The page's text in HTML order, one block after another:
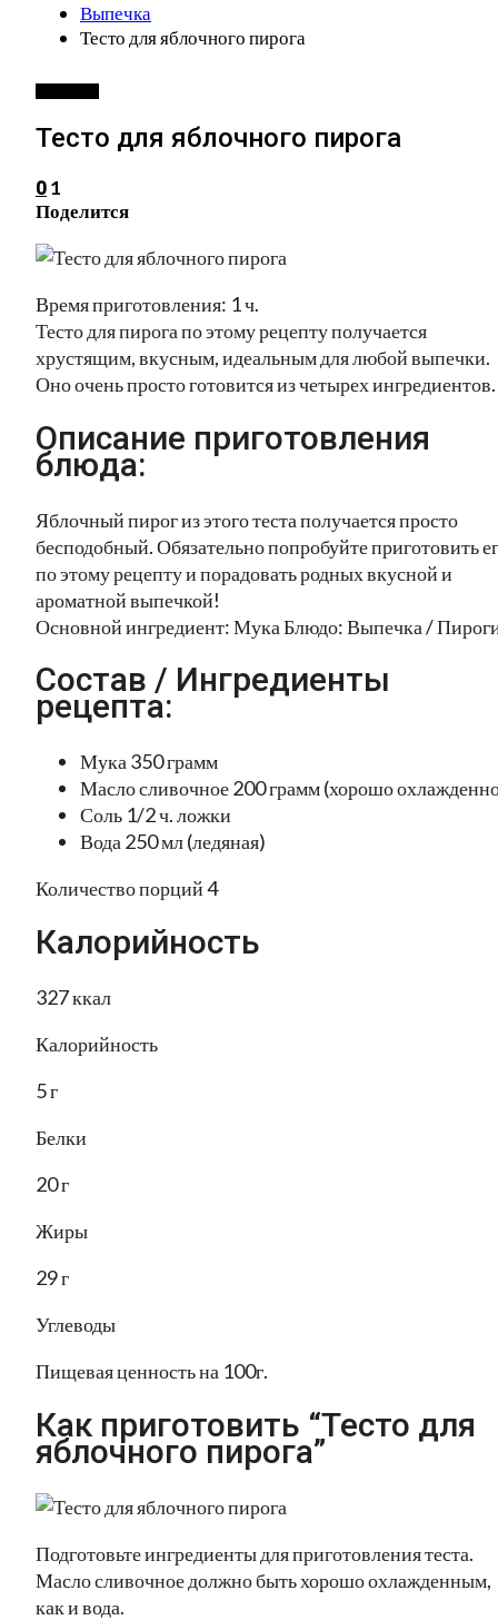
Выпечка
Тесто для яблочного пирога
Тесто для яблочного пирога
0 1
Поделится
Время приготовления: 1 ч.
Тесто для пирога по этому рецепту получается
хрустящим, вкусным, идеальным для любой выпечки.
Оно очень просто готовится из четырех ингредиентов.
Описание приготовления
блюда:
Яблочный пирог из этого теста получается просто
бесподобный. Обязательно попробуйте приготовить
по этому рецепту и порадовать родных вкусной и
ароматной выпечкой!
Основной ингредиент: Мука Блюдо: Выпечка /
Состав / Ингредиенты
рецепта:
Мука 350 грамм
Масло сливочное 200 грамм (хорошо
Соль 1/2 ч. ложки
Вода 250 мл (ледяная)
Количество порций 4
Калорийность
327 ккал
Калорийность
5 г
Белки
20 г
Жиры
29 г
Углеводы
Пищевая ценность на 100г.
Как приготовить “Тесто для
яблочного пирога”
Подготовьте ингредиенты для приготовления теста.
Масло сливочное должно быть хорошо охлажденным,
как и вода.